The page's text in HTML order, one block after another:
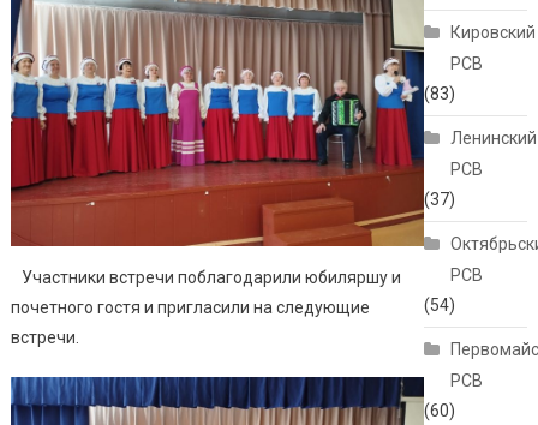
Участники встречи поблагодарили юбиляршу и
почетного гостя и пригласили на следующие
встречи.
Кировский
РСВ
(83)
Ленинский
РСВ
(37)
РСВ
(54)
РСВ
(60)